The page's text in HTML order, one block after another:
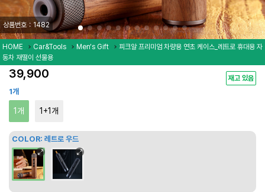
상품번호：1482
HOME Car&Tools Men‘s Gift
피크알 프리미엄 차량용 연초 케이스_레트로 휴대용 자
동차 재떨이 선물용
39,900 재고 있음
1개
1개 1+1개
COLOR: 레트로 우드